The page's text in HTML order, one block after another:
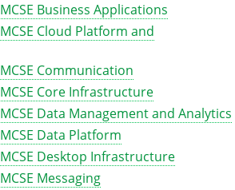
Business Applications
Cloud Platform and
Communication
Core Infrastructure
Data Management and Analytics
Data Platform
Desktop Infrastructure
Messaging